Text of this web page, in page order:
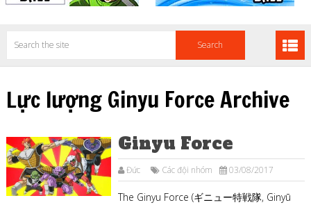
Lực lượng Ginyu Force Archive
Ginyu Force
Đức Các đội nhóm 03/08/2017
The Ginyu Force (ギニュー特戦隊, Ginyū